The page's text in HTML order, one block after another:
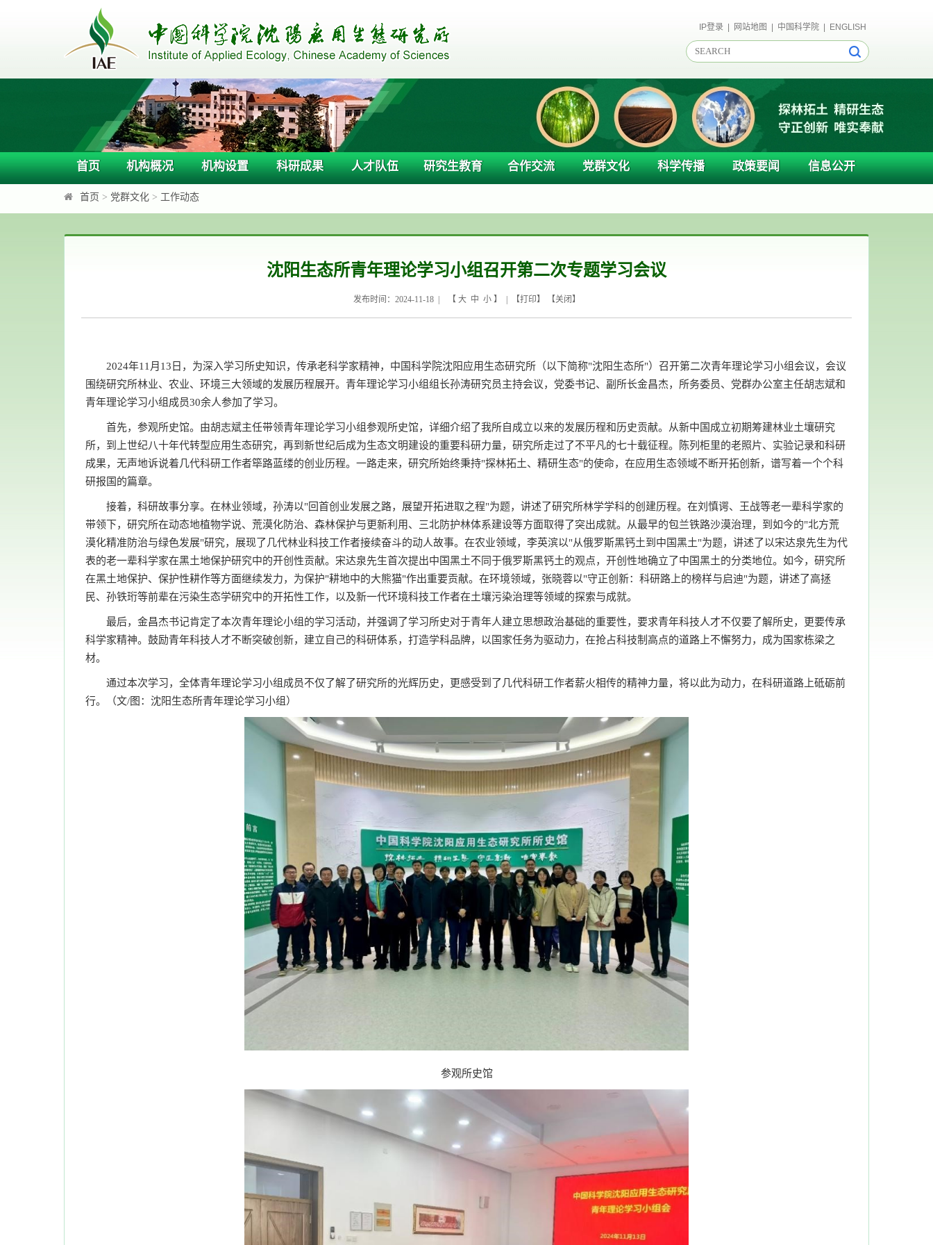
IP登录| 网站地图 中国科学院| ENGLISH
首页 机构概况 机构设置 科研成果 人才队伍 研究生教育 合作交流 党群文化 科学传播 政策要闻 信息公开
首页 > 党群文化 > 工作动态
沈阳生态所青年理论学习小组召开第二次专题学习会议
发布时间：2024-11-18 | 【 大 中 小】 | 【打印】 【关闭 】
2024年11月13日，为深入学习所史知识，传承老科学家精神，中国科学院沈阳应用生态研究所（以下简称"沈阳生态所"）召开第二次青年理论学习小组会议，会议
围绕研究所林业、农业、环境三大领域的发展历程展开。青年理论学习小组组长孙涛研究员主持会议，党委书记、副所长金昌杰，所务委员、党群办公室主任胡志斌和
青年理论学习小组成员30余人参加了学习。
首先，参观所史馆。由胡志斌主任带领青年理论学习小组参观所史馆，详细介绍了我所自成立以来的发展历程和历史贡献。从新中国成立初期筹建林业土壤研究
所，到上世纪八十年代转型应用生态研究，再到新世纪后成为生态文明建设的重要科研力量，研究所走过了不平凡的七十载征程。陈列柜里的老照片、实验记录和科研
成果，无声地诉说着几代科研工作者筚路蓝缕的创业历程。一路走来，研究所始终秉持"探林拓土、精研生态"的使命，在应用生态领域不断开拓创新，谱写着一个个科
研报国的篇章。
接着，科研故事分享。在林业领域，孙涛以"回首创业发展之路，展望开拓进取之程"为题，讲述了研究所林学学科的创建历程。在刘慎谔、王战等老一辈科学家的
带领下，研究所在动态地植物学说、荒漠化防治、森林保护与更新利用、三北防护林体系建设等方面取得了突出成就。从最早的包兰铁路沙漠治理，到如今的"北方荒
漠化精准防治与绿色发展"研究，展现了几代林业科技工作者接续奋斗的动人故事。在农业领域，李英滨以"从俄罗斯黑钙土到中国黑土"为题，讲述了以宋达泉先生为代
表的老一辈科学家在黑土地保护研究中的开创性贡献。宋达泉先生首次提出中国黑土不同于俄罗斯黑钙土的观点，开创性地确立了中国黑土的分类地位。如今，研究所
在黑土地保护、保护性耕作等方面继续发力，为保护"耕地中的大熊猫"作出重要贡献。在环境领域，张晓蓉以"守正创新：科研路上的榜样与启迪"为题，讲述了高拯
民、孙铁珩等前辈在污染生态学研究中的开拓性工作，以及新一代环境科技工作者在土壤污染治理等领域的探索与成就。
最后，金昌杰书记肯定了本次青年理论小组的学习活动，并强调了学习所史对于青年人建立思想政治基础的重要性，要求青年科技人才不仅要了解所史，更要传承
科学家精神。鼓励青年科技人才不断突破创新，建立自己的科研体系，打造学科品牌，以国家任务为驱动力，在抢占科技制高点的道路上不懈努力，成为国家栋梁之
材。
通过本次学习，全体青年理论学习小组成员不仅了解了研究所的光辉历史，更感受到了几代科研工作者薪火相传的精神力量，将以此为动力，在科研道路上砥砺前
行。（文/图：沈阳生态所青年理论学习小组）
参观所史馆